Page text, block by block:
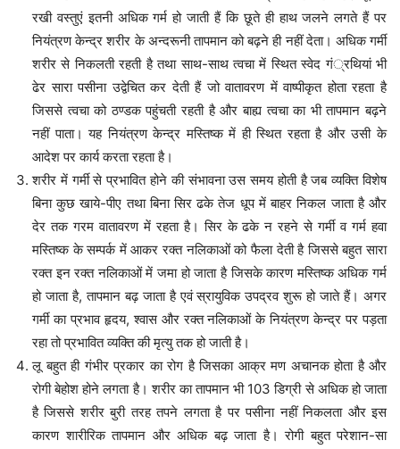
रखी वस्तुएं इतनी अधिक गर्म हो जाती हैं कि छूते ही हाथ जलने लगते हैं पर
नियंत्रण केन्द्र शरीर के अन्दरूनी तापमान को बढ़ने ही नहीं देता। अधिक गर्मी
शरीर से निकलती रहती है तथा साथ-साथ त्वचा में स्थित स्वेद गं्रथियां भी
ढेर सारा पसीना उद्वेचित कर देती हैं जो वातावरण में वाष्पीकृत होता रहता है
जिससे त्वचा को ठण्डक पहुंचती रहती है और बाह्य त्वचा का भी तापमान बढ़ने
नहीं पाता। यह नियंत्रण केन्द्र मस्तिष्क में ही स्थित रहता है और उसी के
आदेश पर कार्य करता रहता है।
शरीर में गर्मी से प्रभावित होने की संभावना उस समय होती है जब व्यक्ति विशेष
बिना कुछ खाये-पीए तथा बिना सिर ढके तेज धूप में बाहर निकल जाता है और
देर तक गरम वातावरण में रहता है। सिर के ढके न रहने से गर्मी व गर्म हवा
मस्तिष्क के सम्पर्क में आकर रक्त नलिकाओं को फैला देती है जिससे बहुत सारा
रक्त इन रक्त नलिकाओं में जमा हो जाता है जिसके कारण मस्तिष्क अधिक गर्म
हो जाता है, तापमान बढ़ जाता है एवं स्रायुविक उपद्रव शुरू हो जाते हैं। अगर
गर्मी का प्रभाव हृदय, श्वास और रक्त नलिकाओं के नियंत्रण केन्द्र पर पड़ता
रहा तो प्रभावित व्यक्ति की मृत्यु तक हो जाती है।
लू बहुत ही गंभीर प्रकार का रोग है जिसका आक्र मण अचानक होता है और
रोगी बेहोश होने लगता है। शरीर का तापमान भी 103 डिग्री से अधिक हो जाता
है जिससे शरीर बुरी तरह तपने लगता है पर पसीना नहीं निकलता और इस
कारण शारीरिक तापमान और अधिक बढ़ जाता है। रोगी बहुत परेशान-सा